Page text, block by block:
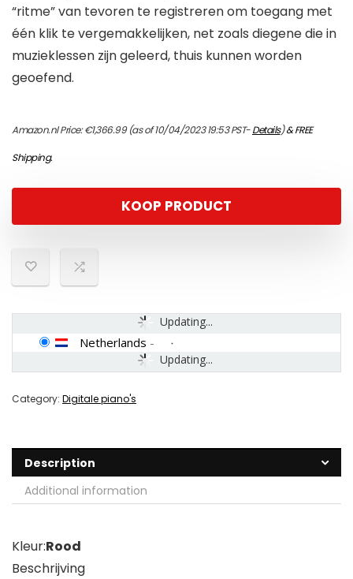
“ritme” van tevoren te registreren om toegang met
één klik te vergemakkelijken, net zoals diegene die in
muzieklessen zijn geleerd, thuis kunnen worden
geoefend.
Amazon.nl Price:€1,366.99(as of 10/04/2023 19:53 PST-Details)&FREE
Shipping.
KOOP PRODUCT
Updating...
Updating...
Netherlands -
Category: Digitale piano's
Description
Additional information
Kleur:Rood
Beschrijving